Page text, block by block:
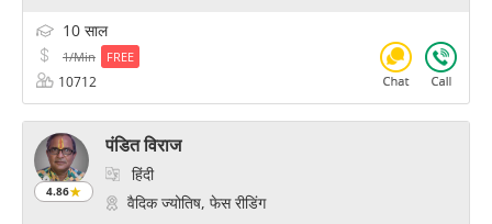
10 साल
1/Min FREE
10712
4.86
पंडित विराज
हिंदी
वैदिक ज्योतिष, फेस रीडिंग